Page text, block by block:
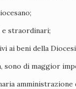
straordinari;
ai beni della
sono di maggior